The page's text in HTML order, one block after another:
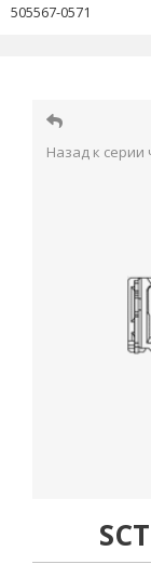
505567-0571
Назад к серии